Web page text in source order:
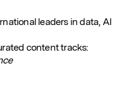
leaders in data, AI
content tracks: